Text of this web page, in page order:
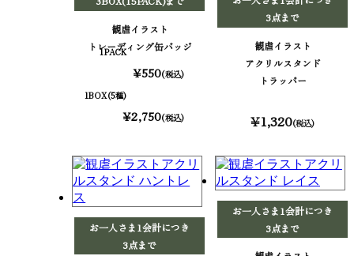
観虐イラスト
トレーディング缶バッジ
1PACK
¥550(税込)
1BOX(5種)
¥2,750(税込)
3点まで
観虐イラスト
アクリルスタンド
トラッパー
¥1,320(税込)
お一人さま1会計につき
3点まで
お一人さま1会計につき
3点まで